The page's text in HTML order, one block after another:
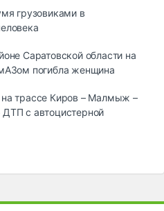
грузовиками в
Саратовской области на
погибла женщина
трассе Киров – Малмыж –
с автоцистерной